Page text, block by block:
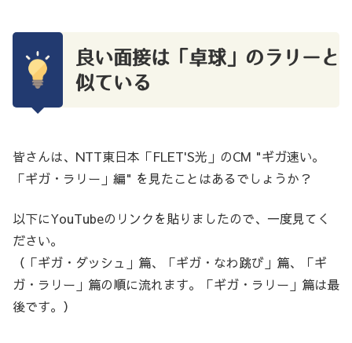
良い面接は「卓球」のラリーと
似ている
皆さんは、NTT東日本「FLET'S光」のCM "ギガ速い。
「ギガ・ラリー」編" を見たことはあるでしょうか？
以下にYouTubeのリンクを貼りましたので、一度見てく
ださい。
（「ギガ・ダッシュ」篇、「ギガ・なわ跳び」篇、「ギ
ガ・ラリー」篇の順に流れます。「ギガ・ラリー」篇は最
後です。）